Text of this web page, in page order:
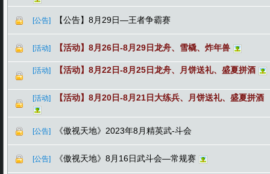
[公告] 【公告】8月29日—王者争霸赛
[活动] 【活动】8月26日-8月29日龙舟、雪橇、炸年兽
[活动] 【活动】8月22日-8月25日龙舟、月饼送礼、盛夏拼酒
[活动] 【活动】8月20日-8月21日大练兵、月饼送礼、盛夏拼酒
[公告] 《傲视天地》2023年8月精英武-斗会
[公告] 《傲视天地》8月16日武斗会—常规赛